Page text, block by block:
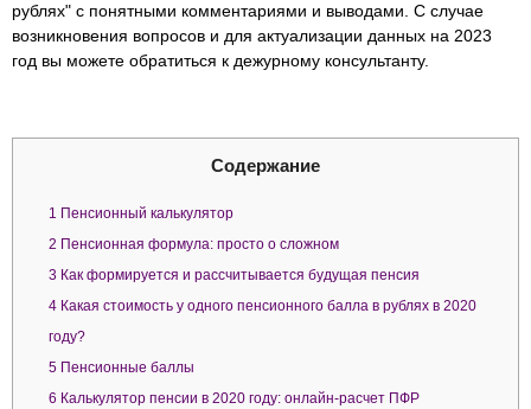
рублях" с понятными комментариями и выводами. С случае
возникновения вопросов и для актуализации данных на 2023
год вы можете обратиться к дежурному консультанту.
Содержание
1 Пенсионный калькулятор
2 Пенсионная формула: просто о сложном
3 Как формируется и рассчитывается будущая пенсия
4 Какая стоимость у одного пенсионного балла в рублях в 2020
году?
5 Пенсионные баллы
6 Калькулятор пенсии в 2020 году: онлайн-расчет ПФР